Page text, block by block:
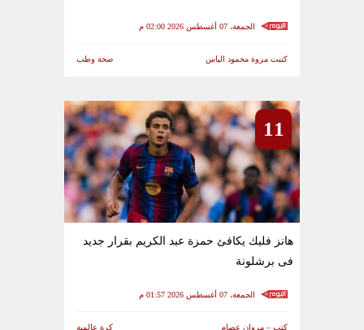
الجمعة، 07 أغسطس 2026 02:00 م
كتبت مروة محمود الياس صحة وطب
11
هانز فليك يكافئ حمزة عبد الكريم بقرار جديد
فى برشلونة
الجمعة، 07 أغسطس 2026 01:57 م
كتب – مروان عصام كرة عالمية